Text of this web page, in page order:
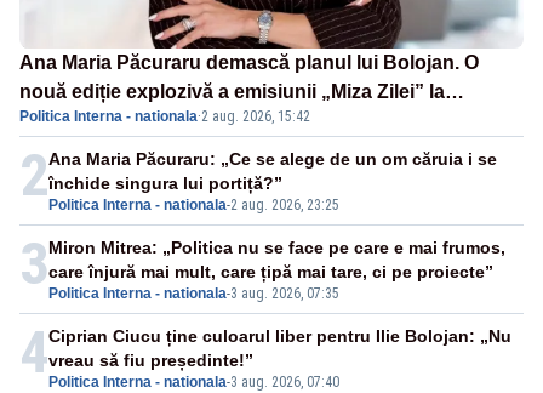
Ana Maria Păcuraru demască planul lui Bolojan. O
nouă ediție explozivă a emisiunii „Miza Zilei” la
Realitatea PLUS
Politica Interna - nationala·2 aug. 2026, 15:42
2 Politica Interna - nationala-2 aug. 2026, 23:25
Ana Maria Păcuraru: „Ce se alege de un om căruia i se
închide singura lui portiță?”
3 Politica Interna - nationala-3 aug. 2026, 07:35
Miron Mitrea: „Politica nu se face pe care e mai frumos,
care înjură mai mult, care țipă mai tare, ci pe proiecte”
4 Politica Interna - nationala-3 aug. 2026, 07:40
Ciprian Ciucu ține culoarul liber pentru Ilie Bolojan: „Nu
vreau să fiu președinte!”